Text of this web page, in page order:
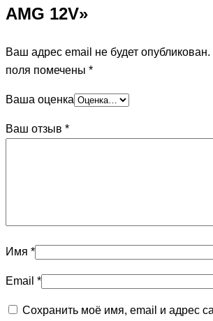
AMG 12V»
Ваш адрес email не будет опубликован.
поля помечены *
Ваша оценка
Ваш отзыв *
Имя *
Email *
Сохранить моё имя, email и адрес